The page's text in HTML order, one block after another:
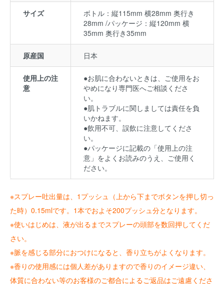
サイズ
ボトル：縦115mm 横28mm 奥行き
28mm /パッケージ：縦120mm 横
35mm 奥行き35mm
原産国 日本
使用上の注
意
●お肌に合わないときは、ご使用をお
やめになり専門医へご相談くださ
い。
●肌トラブルに関しましては責任を負
いかねます。
●飲用不可、誤飲に注意してくださ
い。
●パッケージに記載の「使用上の注
意」をよくお読みのうえ、ご使用く
ださい。
※スプレー吐出量は、1プッシュ（上から下までボタンを押し切っ
た時）0.15mlです。1本でおよそ200プッシュ分となります。
※使いはじめは、液が出るまでスプレーの頭部を数回押してくだ
さい。
※脈を感じる部分におつけになると、香り立ちがよくなります。
※香りの使用感には個人差がありますので香りのイメージ違い、
体質に合わない等のお客様のご都合によるご返品はご遠慮くださ